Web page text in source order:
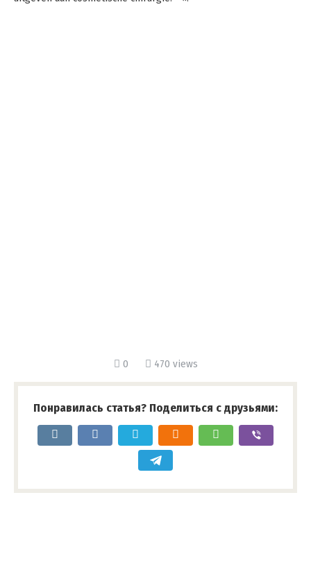
0 470 views
Понравилась статья? Поделиться с друзьями: